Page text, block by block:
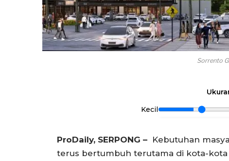
Sorrento
Kecil
ProDaily, SERPONG – Kebutuhan
terus bertumbuh terutama di kota-